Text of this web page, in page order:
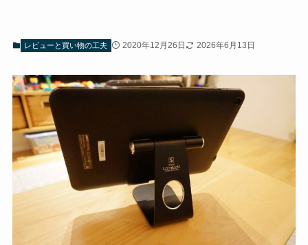
レビューと買い物の工夫 2020年12月26日 2026年6月13日